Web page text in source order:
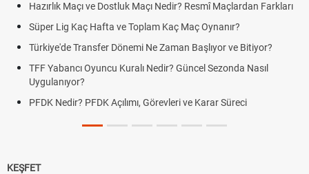
Hazırlık Maçı ve Dostluk Maçı Nedir? Resmî Maçlardan Farkları
Süper Lig Kaç Hafta ve Toplam Kaç Maç Oynanır?
Türkiye'de Transfer Dönemi Ne Zaman Başlıyor ve Bitiyor?
TFF Yabancı Oyuncu Kuralı Nedir? Güncel Sezonda Nasıl
Uygulanıyor?
PFDK Nedir? PFDK Açılımı, Görevleri ve Karar Süreci
KEŞFET